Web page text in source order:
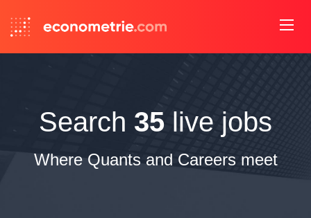
Search 35 live jobs
Where Quants and Careers meet